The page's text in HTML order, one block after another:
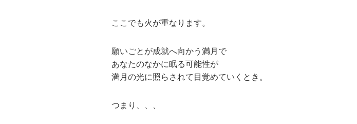
ここでも火が重なります。
願いごとが成就へ向かう満月で
あなたのなかに眠る可能性が
満月の光に照らされて目覚めていくとき。
つまり、、、